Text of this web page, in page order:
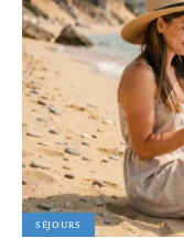
SÉJOURS